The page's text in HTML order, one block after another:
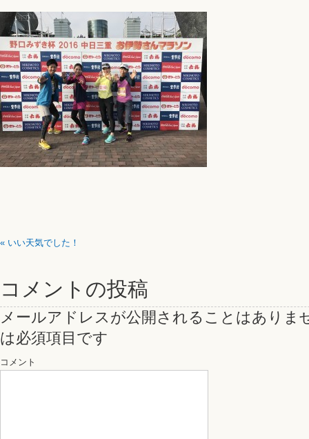
« いい天気でした！
コメントの投稿
メールアドレスが公開されることはありま
は必須項目です
コメント